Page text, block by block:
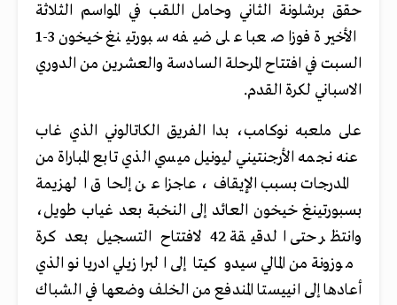
حقق برشلونة الثاني وحامل اللقب في المواسم الثلاثة
الأخيرة فوزا صعبا على ضيفه سبورتينغ خيخون 3-1
السبت في افتتاح المرحلة السادسة والعشرين من الدوري
الاسباني لكرة القدم.
على ملعبه نوكامب، بدا الفريق الكاتالوني الذي غاب
عنه نجمه الأرجنتيني ليونيل ميسي الذي تابع المباراة من
المدرجات بسبب الإيقاف، عاجزا عن إلحاق الهزيمة
بسبورتينغ خيخون العائد إلى النخبة بعد غياب طويل،
وانتظر حتى الدقيقة 42 لافتتاح التسجيل بعد كرة
موزونة من المالي سيدو كيتا إلى البرازيلي ادريانو الذي
أعادها إلى انييستا المندفع من الخلف وضعها في الشباك